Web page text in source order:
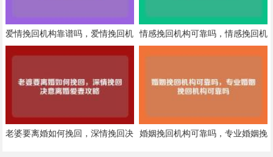
爱情挽回机构靠谱吗，爱情挽回机
构真的靠谱吗
情感挽回机构可靠吗，情感挽回机
构真的可靠吗
老婆要离婚如何挽回，深情挽回决
婚姻挽回机构可靠吗，专业婚姻挽